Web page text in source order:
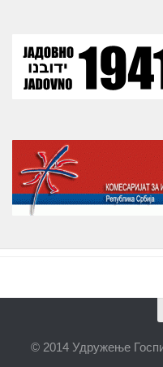
© 2014 Удружење